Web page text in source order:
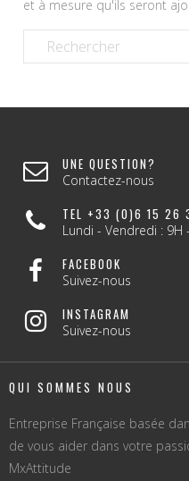
et à mesure qu'ils seront
UNE QUESTION?
Contactez-nous
TEL +33 (0)6 15 26
Lundi - Vendredi : 9H
FACEBOOK
Suivez-nous
INSTAGRAM
Suivez-nous
QUI SOMMES NOUS
Entreprise Française basée
de vous aider dans votre
MxAttitude